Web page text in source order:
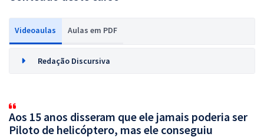
Videoaulas Aulas em PDF
Redação Discursiva
Aos 15 anos disseram que ele jamais poderia ser
Piloto de helicóptero, mas ele conseguiu